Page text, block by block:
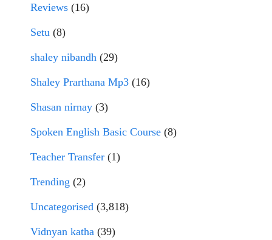
Reviews (16)
Setu (8)
shaley nibandh (29)
Shaley Prarthana Mp3 (16)
Shasan nirnay (3)
Spoken English Basic Course (8)
Teacher Transfer (1)
Trending (2)
Uncategorised (3,818)
Vidnyan katha (39)